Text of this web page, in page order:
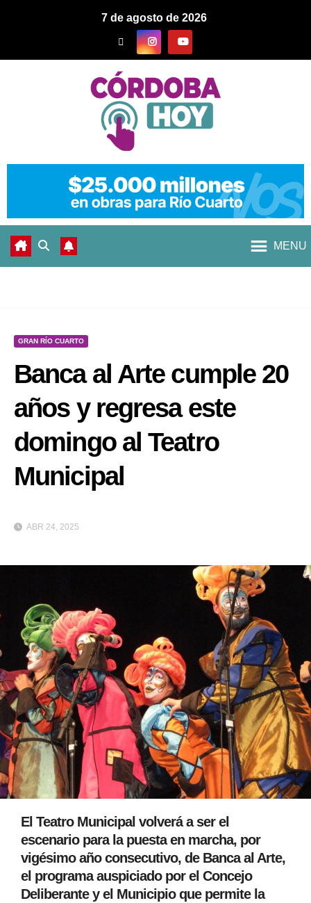
7 de agosto de 2026
MENU
GRAN RÍO CUARTO
Banca al Arte cumple 20
años y regresa este
domingo al Teatro
Municipal
ABR 24, 2025
El Teatro Municipal volverá a ser el
escenario para la puesta en marcha, por
vigésimo año consecutivo, de Banca al Arte,
el programa auspiciado por el Concejo
Deliberante y el Municipio que permite la